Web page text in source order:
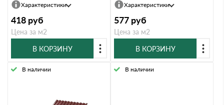
Характеристики
418 руб
Цена за м2
В КОРЗИНУ
Характеристики
577 руб
Цена за м2
В КОРЗИНУ
В наличии В наличии